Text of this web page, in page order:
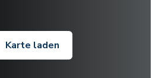
Karte laden